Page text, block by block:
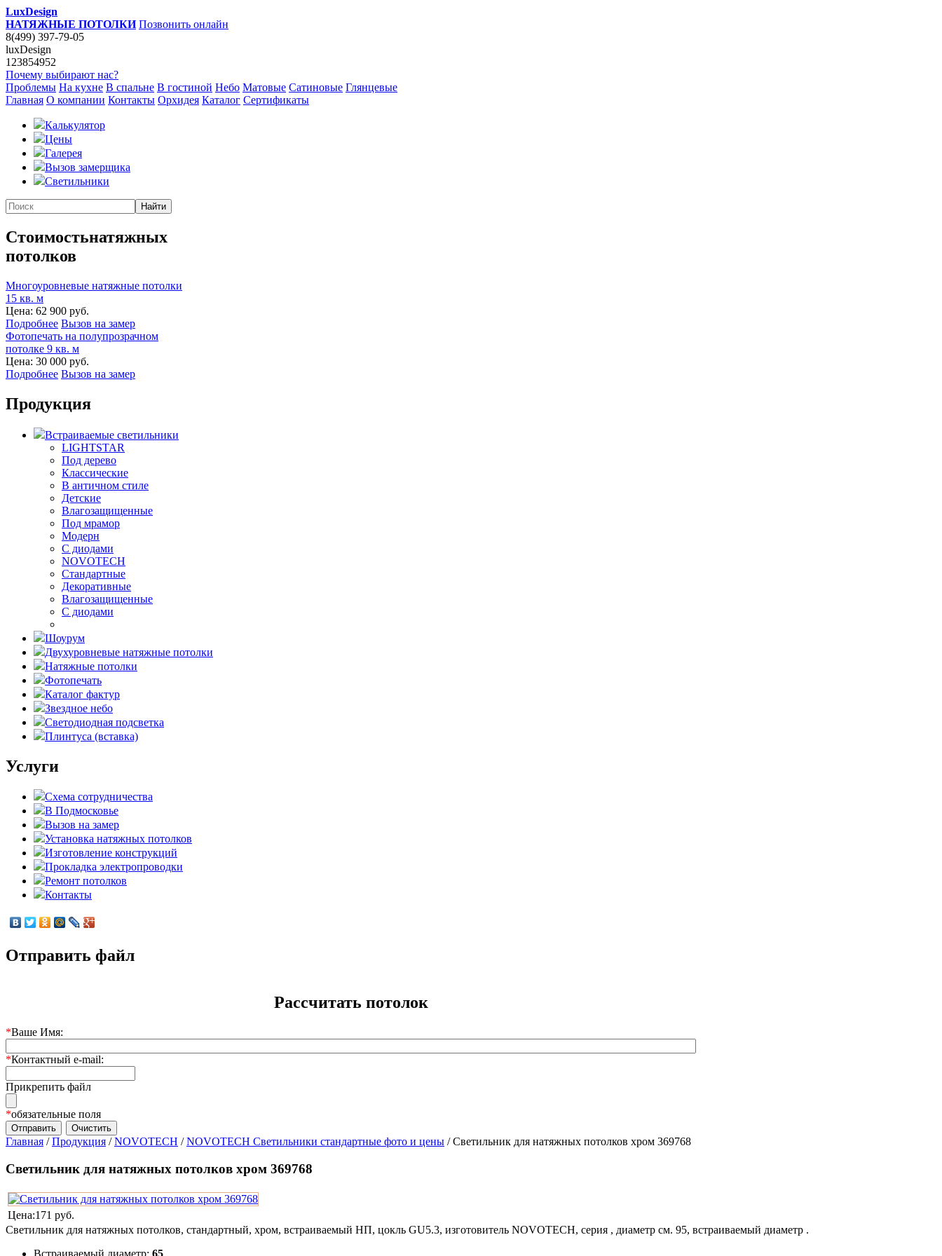
LuxDesign
НАТЯЖНЫЕ ПОТОЛКИ Позвонить онлайн
8(499) 397-79-05
luxDesign
123854952
Почему выбирают нас?
Проблемы На кухне В спальне В гостиной Небо Матовые Сатиновые Глянцевые
Главная О компании Контакты Орхидея Каталог Сертификаты
Калькулятор
Цены
Галерея
Вызов замерщика
Светильники
Стоимостьнатяжных
потолков
Многоуровневые натяжные потолки
15 кв. м
Цена: 62 900 руб.
Подробнее Вызов на замер
Фотопечать на полупрозрачном
потолке 9 кв. м
Цена: 30 000 руб.
Подробнее Вызов на замер
Продукция
Встраиваемые светильники
LIGHTSTAR
Под дерево
Классические
В античном стиле
Детские
Влагозащищенные
Под мрамор
Модерн
С диодами
NOVOTECH
Стандартные
Декоративные
Влагозащищенные
С диодами
Шоурум
Двухуровневые натяжные потолки
Натяжные потолки
Фотопечать
Каталог фактур
Звездное небо
Светодиодная подсветка
Плинтуса (вставка)
Услуги
Схема сотрудничества
В Подмосковье
Вызов на замер
Установка натяжных потолков
Изготовление конструкций
Прокладка электропроводки
Ремонт потолков
Контакты
Отправить файл
Рассчитать потолок
*Ваше Имя:
*Контактный e-mail:
Прикрепить файл
*обязательные поля
Главная /Продукция /NOVOTECH /NOVOTECH Светильники стандартные фото и цены /Светильник для натяжных потолков хром 369768
Светильник для натяжных потолков хром 369768
Цена:171 руб.
Светильник для натяжных потолков, стандартный, хром, встраиваемый НП, цокль GU5.3, изготовитель NOVOTECH, серия , диаметр см. 95, встраиваемый диаметр .
Встраиваемый диаметр: 65